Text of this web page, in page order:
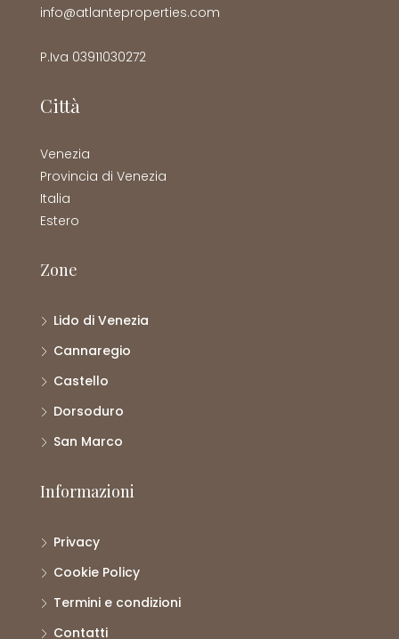
info@atlanteproperties.com
P.Iva 03911030272
Città
Venezia
Provincia di Venezia
Italia
Estero
Zone
Lido di Venezia
Cannaregio
Castello
Dorsoduro
San Marco
Informazioni
Privacy
Cookie Policy
Termini e condizioni
Contatti